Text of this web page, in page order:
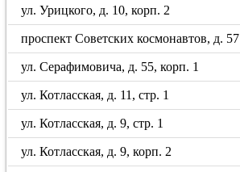
ул. Урицкого, д. 10, корп. 2
проспект Советских космонавтов, д. 57
ул. Серафимовича, д. 55, корп. 1
ул. Котласская, д. 11, стр. 1
ул. Котласская, д. 9, стр. 1
ул. Котласская, д. 9, корп. 2